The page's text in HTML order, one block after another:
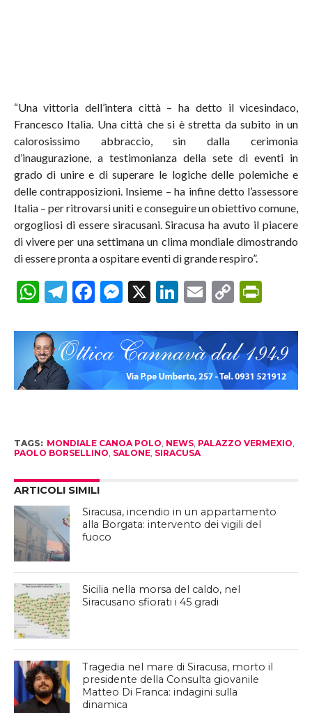
“Una vittoria dell’intera città – ha detto il vicesindaco,
Francesco Italia. Una città che si è stretta da subito in un
calorosissimo abbraccio, sin dalla cerimonia
d’inaugurazione, a testimonianza della sete di eventi in
grado di unire e di superare le logiche delle polemiche e
delle contrapposizioni. Insieme – ha infine detto l’assessore
Italia – per ritrovarsi uniti e conseguire un obiettivo comune,
orgogliosi di essere siracusani. Siracusa ha avuto il piacere
di vivere per una settimana un clima mondiale dimostrando
di essere pronta a ospitare eventi di grande respiro”.
WhatsApp
Telegram
Facebook
Messenger
X LinkedIn
Email
Copy
TAGS: MONDIALE CANOA POLO, NEWS, PALAZZO VERMEXIO,
PAOLO BORSELLINO, SALONE, SIRACUSA
ARTICOLI SIMILI
Siracusa, incendio in un appartamento
alla Borgata: intervento dei vigili del
fuoco
Sicilia nella morsa del caldo, nel
Siracusano sfiorati i 45 gradi
Tragedia nel mare di Siracusa, morto il
presidente della Consulta giovanile
Matteo Di Franca: indagini sulla
dinamica